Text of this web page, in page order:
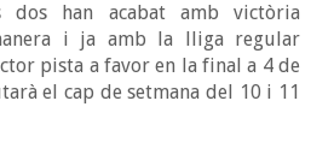
dos han acabat amb victòria
i ja amb la lliga regular
pista a favor en la final a 4 de
el cap de setmana del 10 i 11